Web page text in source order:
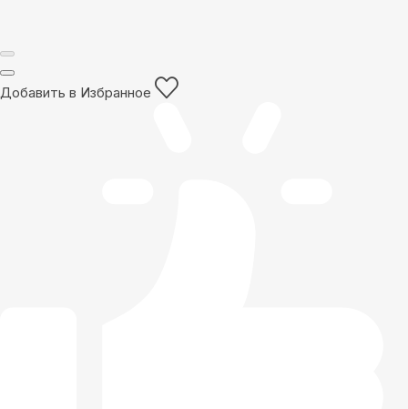
Добавить в Избранное